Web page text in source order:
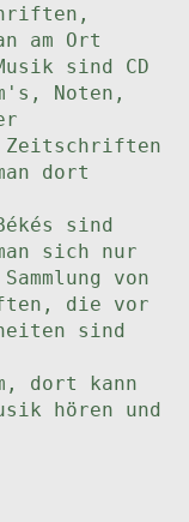
am Ort
sind CD
Noten,
Zeitschriften
dort
sind
sich nur
von
die vor
sind
dort kann
hören und